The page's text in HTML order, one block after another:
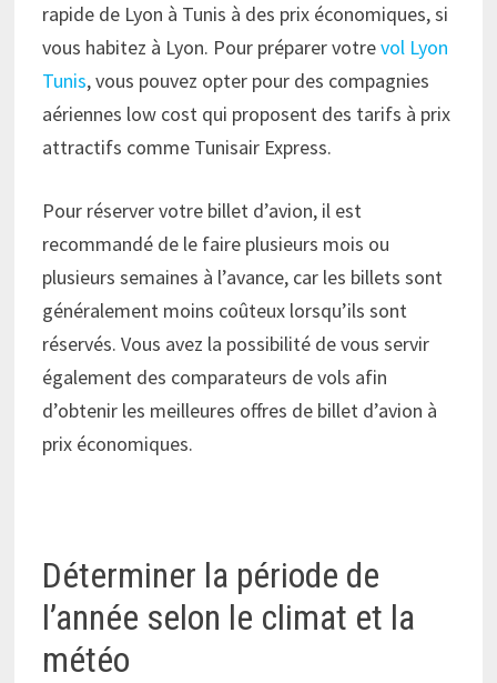
rapide de Lyon à Tunis à des prix économiques, si
vous habitez à Lyon. Pour préparer votrevol Lyon
Tunis, vous pouvez opter pour des compagnies
aériennes low cost qui proposent des tarifs à prix
attractifs comme Tunisair Express.
Pour réserver votre billet d’avion, il est
recommandé de le faire plusieurs mois ou
plusieurs semaines à l’avance, car les billets sont
généralement moins coûteux lorsqu’ils sont
réservés. Vous avez la possibilité de vous servir
également des comparateurs de vols afin
d’obtenir les meilleures offres de billet d’avion à
prix économiques.
Déterminer la période de
l’année selon le climat et la
météo